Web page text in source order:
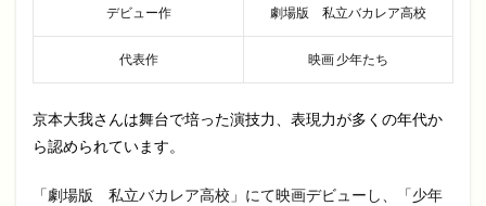
デビュー作 劇場版 私立バカレア高校
代表作 映画 少年たち
京本大我さんは舞台で培った演技力、表現力が多くの年代か
ら認められています。
「劇場版 私立バカレア高校」にて映画デビューし、「少年